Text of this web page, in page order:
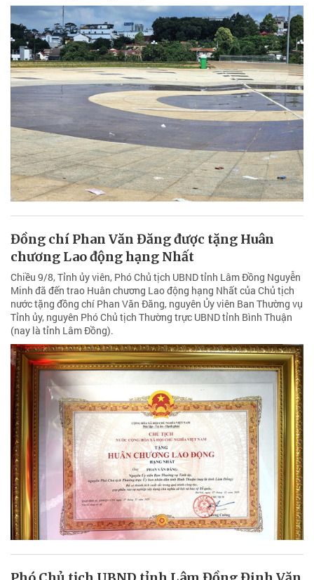
Đồng chí Phan Văn Đăng được tặng Huân
chương Lao động hạng Nhất
Chiều 9/8, Tỉnh ủy viên, Phó Chủ tịch UBND tỉnh Lâm Đồng Nguyễn
Minh đã đến trao Huân chương Lao động hạng Nhất của Chủ tịch
nước tặng đồng chí Phan Văn Đăng, nguyên Ủy viên Ban Thường vụ
Tỉnh ủy, nguyên Phó Chủ tịch Thường trực UBND tỉnh Bình Thuận
(nay là tỉnh Lâm Đồng).